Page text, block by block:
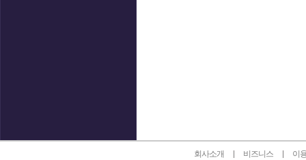
회사소개 비즈니스 이